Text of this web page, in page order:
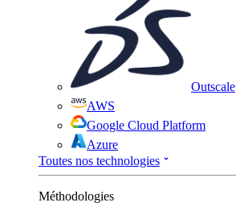
Outscale
AWS
Google Cloud Platform
Azure
Toutes nos technologies
Méthodologies